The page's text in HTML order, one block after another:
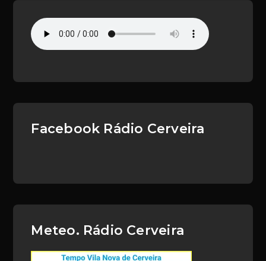
Facebook Rádio Cerveira
Meteo. Rádio Cerveira